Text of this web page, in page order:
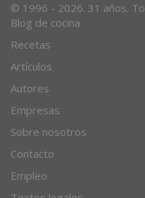
© 1996 - 2026. 31 años.
Blog de cocina
Recetas
Artículos
Autores
Empresas
Sobre nosotros
Contacto
Empleo